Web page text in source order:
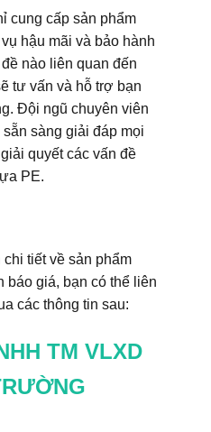
cung cấp sản phẩm
hậu mãi và bảo hành
nào liên quan đến
tư vấn và hỗ trợ bạn
Đội ngũ chuyên viên
sàng giải đáp mọi
quyết các vấn đề
PE.
tiết về sản phẩm
báo giá, bạn có thể liên
các thông tin sau:
TM VLXD